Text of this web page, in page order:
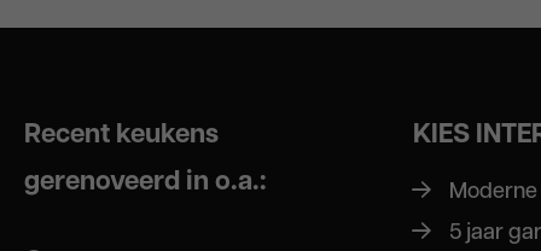
Recent keukens
gerenoveerd in o.a.:
KIES
5 jaar